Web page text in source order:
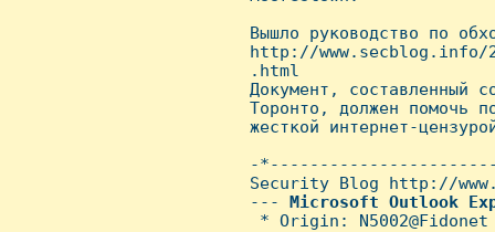
Вышло руководство по
http://www.secblog.info/
.html
Документ, составленный
Торонто, должен помочь
жесткой интернет-
-
Security Blog http://
--- Microsoft Outlook
* Origin: